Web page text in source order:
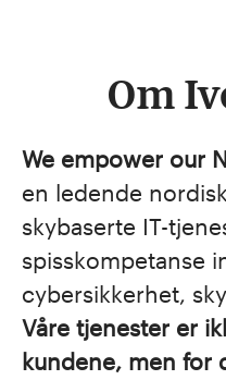
Om
We empower our
en ledende
skybaserte IT-
spisskompetanse
cybersikkerhet,
Våre tjenester er
kundene, men for